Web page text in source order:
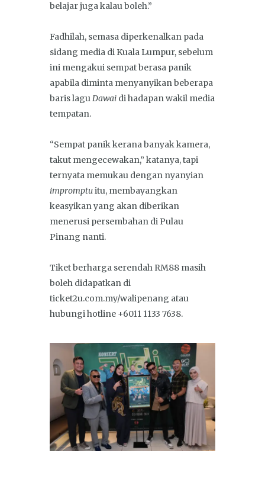
belajar juga kalau boleh.”
Fadhilah, semasa diperkenalkan pada
sidang media di Kuala Lumpur, sebelum
ini mengakui sempat berasa panik
apabila diminta menyanyikan beberapa
baris laguDawai di hadapan wakil media
tempatan.
“Sempat panik kerana banyak kamera,
takut mengecewakan,” katanya, tapi
ternyata memukau dengan nyanyian
impromptuitu, membayangkan
keasyikan yang akan diberikan
menerusi persembahan di Pulau
Pinang nanti.
Tiket berharga serendah RM88 masih
boleh didapatkan di
ticket2u.com.my/walipenang atau
hubungi hotline +6011 1133 7638.